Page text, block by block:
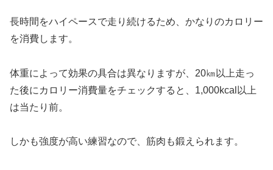
長時間をハイペースで走り続けるため、かなりのカロリー
を消費します。
体重によって効果の具合は異なりますが、20㎞以上走っ
た後にカロリー消費量をチェックすると、1,000kcal以上
は当たり前。
しかも強度が高い練習なので、筋肉も鍛えられます。